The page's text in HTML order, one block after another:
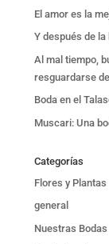
El amor es la
Y después de la
Al mal tiempo,
resguardarse
Boda en el
Muscari: Una
Categorías
Flores y Plantas
general
Nuestras Bodas